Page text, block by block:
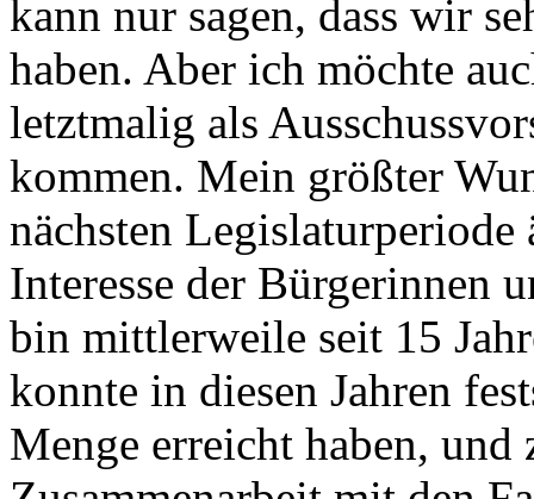
kann nur sagen, dass wir
haben. Aber ich möchte
letztmalig als
kommen. Mein größter
nächsten
Interesse der Bürgerinnen
bin mittlerweile seit 15
konnte in diesen Jahren
Menge erreicht haben,